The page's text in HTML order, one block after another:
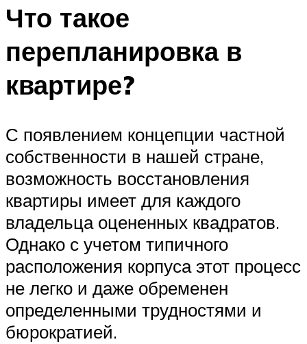
Что такое
перепланировка в
квартире?
С появлением концепции частной
собственности в нашей стране,
возможность восстановления
квартиры имеет для каждого
владельца оцененных квадратов.
Однако с учетом типичного
расположения корпуса этот процесс
не легко и даже обременен
определенными трудностями и
бюрократией.